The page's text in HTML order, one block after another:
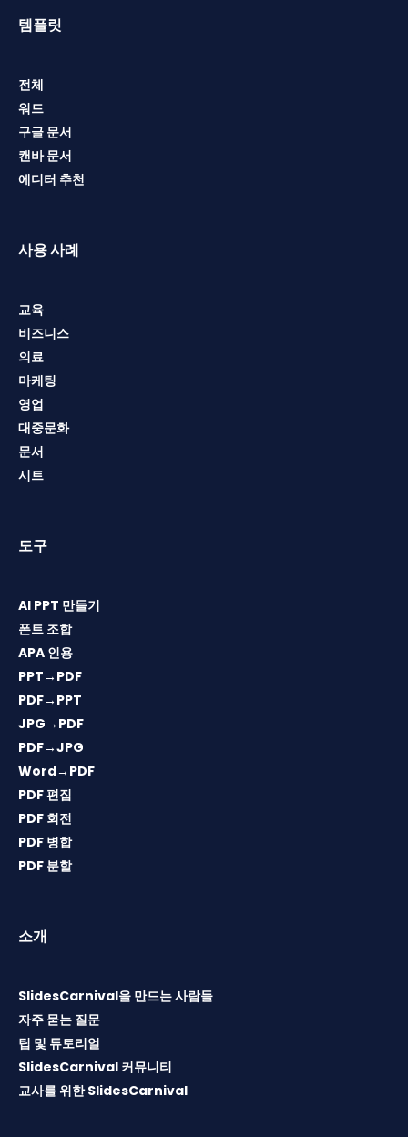
템플릿
전체
워드
구글 문서
캔바 문서
에디터 추천
사용 사례
교육
비즈니스
의료
마케팅
영업
대중문화
문서
시트
도구
AI PPT 만들기
폰트 조합
APA 인용
PPT→PDF
PDF→PPT
JPG→PDF
PDF→JPG
Word→PDF
PDF 편집
PDF 회전
PDF 병합
PDF 분할
소개
SlidesCarnival을 만드는 사람들
자주 묻는 질문
팁 및 튜토리얼
SlidesCarnival 커뮤니티
교사를 위한 SlidesCarnival